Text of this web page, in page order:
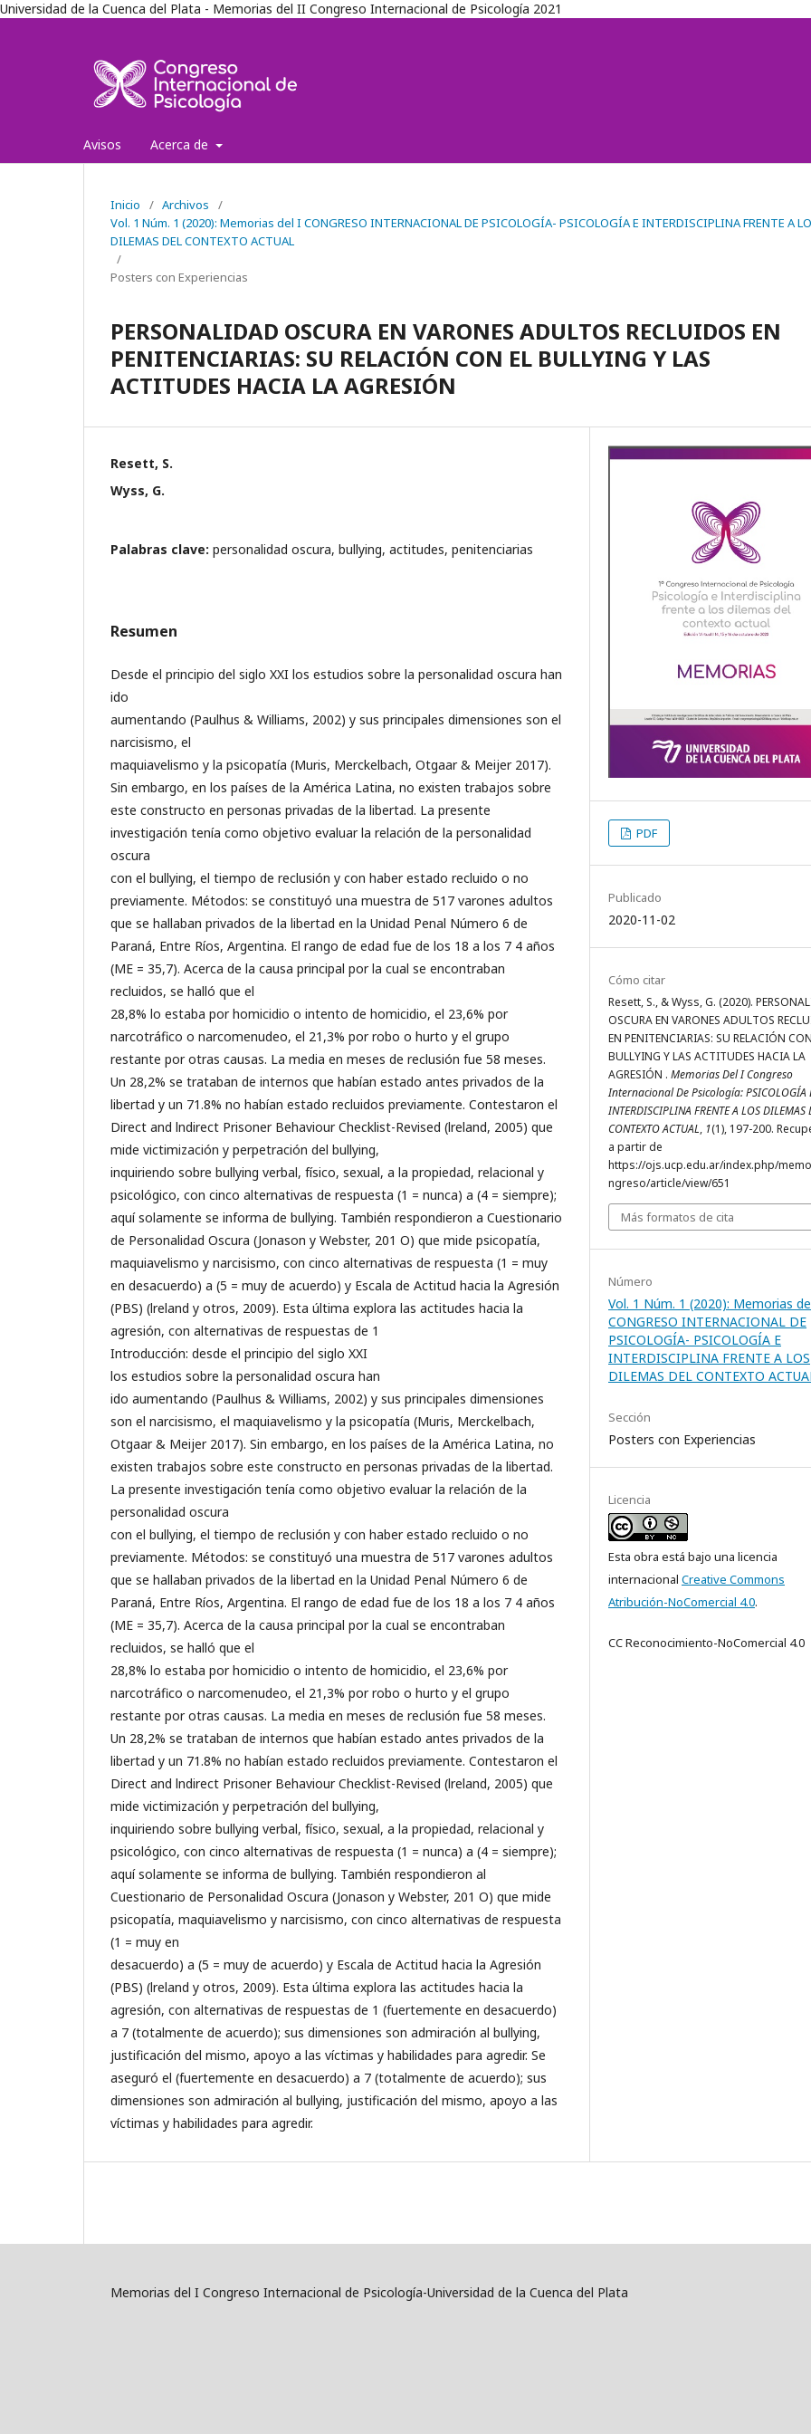
Universidad de la Cuenca del Plata - Memorias del II Congreso Internacional de Psicología 2021
Avisos Acerca de
Inicio / Archivos
/
Vol. 1 Núm. 1 (2020): Memorias del I CONGRESO INTERNACIONAL DE PSICOLOGÍA- PSICOLOGÍA E INTERDISCIPLINA FRENTE A
DILEMAS DEL CONTEXTO ACTUAL
/
Posters con Experiencias
PERSONALIDAD OSCURA EN VARONES ADULTOS RECLUIDOS EN
PENITENCIARIAS: SU RELACIÓN CON EL BULLYING Y LAS
ACTITUDES HACIA LA AGRESIÓN
Resett, S.
Wyss, G.
Palabras clave: personalidad oscura, bullying, actitudes, penitenciarias
Resumen
Desde el principio del siglo XXI los estudios sobre la personalidad oscura han
ido
aumentando (Paulhus & Williams, 2002) y sus principales dimensiones son el
narcisismo, el
maquiavelismo y la psicopatía (Muris, Merckelbach, Otgaar & Meijer 2017).
Sin embargo, en los países de la América Latina, no existen trabajos sobre
este constructo en personas privadas de la libertad. La presente
investigación tenía como objetivo evaluar la relación de la personalidad
oscura
con el bullying, el tiempo de reclusión y con haber estado recluido o no
previamente. Métodos: se constituyó una muestra de 517 varones adultos
que se hallaban privados de la libertad en la Unidad Penal Número 6 de
Paraná, Entre Ríos, Argentina. El rango de edad fue de los 18 a los 7 4 años
(ME = 35,7). Acerca de la causa principal por la cual se encontraban
recluidos, se halló que el
28,8% lo estaba por homicidio o intento de homicidio, el 23,6% por
narcotráfico o narcomenudeo, el 21,3% por robo o hurto y el grupo
restante por otras causas. La media en meses de reclusión fue 58 meses.
Un 28,2% se trataban de internos que habían estado antes privados de la
libertad y un 71.8% no habían estado recluidos previamente. Contestaron el
Direct and lndirect Prisoner Behaviour Checklist-Revised (lreland, 2005) que
mide victimización y perpetración del bullying,
inquiriendo sobre bullying verbal, físico, sexual, a la propiedad, relacional y
psicológico, con cinco alternativas de respuesta (1 = nunca) a (4 = siempre);
aquí solamente se informa de bullying. También respondieron a Cuestionario
de Personalidad Oscura (Jonason y Webster, 201 O) que mide psicopatía,
maquiavelismo y narcisismo, con cinco alternativas de respuesta (1 = muy
en desacuerdo) a (5 = muy de acuerdo) y Escala de Actitud hacia la Agresión
(PBS) (lreland y otros, 2009). Esta última explora las actitudes hacia la
agresión, con alternativas de respuestas de 1
Introducción: desde el principio del siglo XXI
los estudios sobre la personalidad oscura han
ido aumentando (Paulhus & Williams, 2002) y sus principales dimensiones
son el narcisismo, el maquiavelismo y la psicopatía (Muris, Merckelbach,
Otgaar & Meijer 2017). Sin embargo, en los países de la América Latina, no
existen trabajos sobre este constructo en personas privadas de la libertad.
La presente investigación tenía como objetivo evaluar la relación de la
personalidad oscura
con el bullying, el tiempo de reclusión y con haber estado recluido o no
previamente. Métodos: se constituyó una muestra de 517 varones adultos
que se hallaban privados de la libertad en la Unidad Penal Número 6 de
Paraná, Entre Ríos, Argentina. El rango de edad fue de los 18 a los 7 4 años
(ME = 35,7). Acerca de la causa principal por la cual se encontraban
recluidos, se halló que el
28,8% lo estaba por homicidio o intento de homicidio, el 23,6% por
narcotráfico o narcomenudeo, el 21,3% por robo o hurto y el grupo
restante por otras causas. La media en meses de reclusión fue 58 meses.
Un 28,2% se trataban de internos que habían estado antes privados de la
libertad y un 71.8% no habían estado recluidos previamente. Contestaron el
Direct and lndirect Prisoner Behaviour Checklist-Revised (lreland, 2005) que
mide victimización y perpetración del bullying,
inquiriendo sobre bullying verbal, físico, sexual, a la propiedad, relacional y
psicológico, con cinco alternativas de respuesta (1 = nunca) a (4 = siempre);
aquí solamente se informa de bullying. También respondieron al
Cuestionario de Personalidad Oscura (Jonason y Webster, 201 O) que mide
psicopatía, maquiavelismo y narcisismo, con cinco alternativas de respuesta
(1 = muy en
desacuerdo) a (5 = muy de acuerdo) y Escala de Actitud hacia la Agresión
(PBS) (lreland y otros, 2009). Esta última explora las actitudes hacia la
agresión, con alternativas de respuestas de 1 (fuertemente en desacuerdo)
a 7 (totalmente de acuerdo); sus dimensiones son admiración al bullying,
justificación del mismo, apoyo a las víctimas y habilidades para agredir. Se
aseguró el (fuertemente en desacuerdo) a 7 (totalmente de acuerdo); sus
dimensiones son admiración al bullying, justificación del mismo, apoyo a las
víctimas y habilidades para agredir.
PDF
Publicado
2020-11-02
Cómo citar
Resett, S., & Wyss, G. (2020).
OSCURA EN VARONES ADULTOS
EN PENITENCIARIAS: SU RELACIÓN
BULLYING Y LAS ACTITUDES HACIA LA
AGRESIÓN . Memorias Del I Congreso
Internacional De Psicología: PSICOLOGÍA
INTERDISCIPLINA FRENTE A LOS DILEMAS
CONTEXTO ACTUAL, 1(1), 197-200.
a partir de
https://ojs.ucp.edu.ar/index.php/
ngreso/article/view/651
Más formatos de cita
Número
Vol. 1 Núm. 1 (2020): Memorias
CONGRESO INTERNACIONAL DE
PSICOLOGÍA- PSICOLOGÍA E
INTERDISCIPLINA FRENTE A LOS
DILEMAS DEL CONTEXTO
Sección
Posters con Experiencias
Licencia
Esta obra está bajo una licencia
internacional Creative Commons
Atribución-NoComercial 4.0.
CC Reconocimiento-NoComercial 4.0
Memorias del I Congreso Internacional de Psicología-Universidad de la Cuenca del Plata